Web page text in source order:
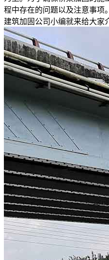
程中存在的问题以及注意事项
建筑加固公司小编就来给大家